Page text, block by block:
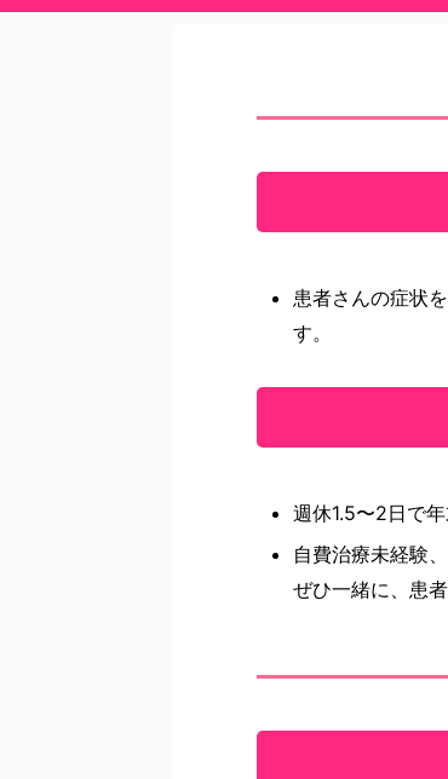
患者さんの症状
す。
週休1.5〜2日で
自費治療未経験
ぜひ一緒に、患